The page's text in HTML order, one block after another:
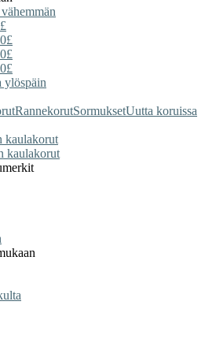
ylöspäin
RannekorutSormuksetUutta koruissa
kaulakorut
kaulakorut